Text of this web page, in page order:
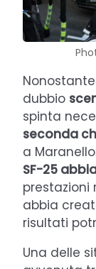
dubbio
spinta
seconda
a
SF-25
prestazioni
abbia
risultati
Una delle